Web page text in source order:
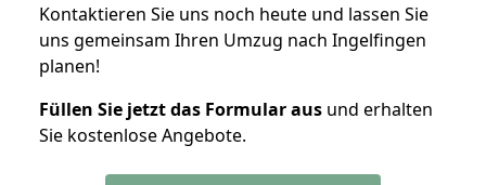
Kontaktieren Sie uns noch heute und lassen Sie
uns gemeinsam Ihren Umzug nach Ingelfingen
planen!
Füllen Sie jetzt das Formular aus und erhalten
Sie kostenlose Angebote.